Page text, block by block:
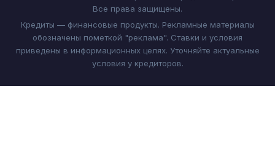
Все права защищены.
Кредиты — финансовые продукты. Рекламные материалы
обозначены пометкой "реклама". Ставки и условия
приведены в информационных целях. Уточняйте актуальные
условия у кредиторов.